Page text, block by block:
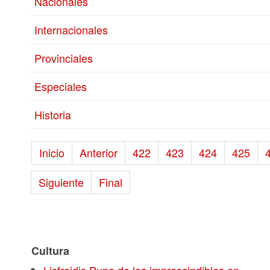
Internacionales
Provinciales
Especiales
Historia
Inicio Anterior 422 423 424 425
Siguiente
Final
Cultura